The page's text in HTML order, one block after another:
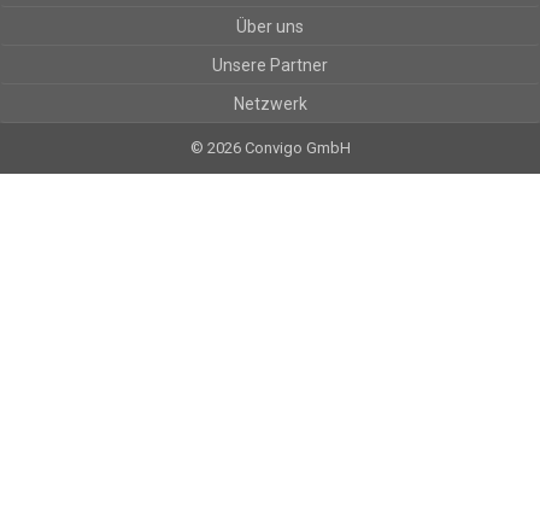
Über uns
Unsere Partner
Netzwerk
© 2026 Convigo GmbH